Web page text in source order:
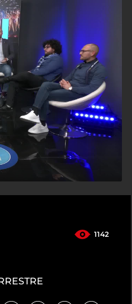
1142